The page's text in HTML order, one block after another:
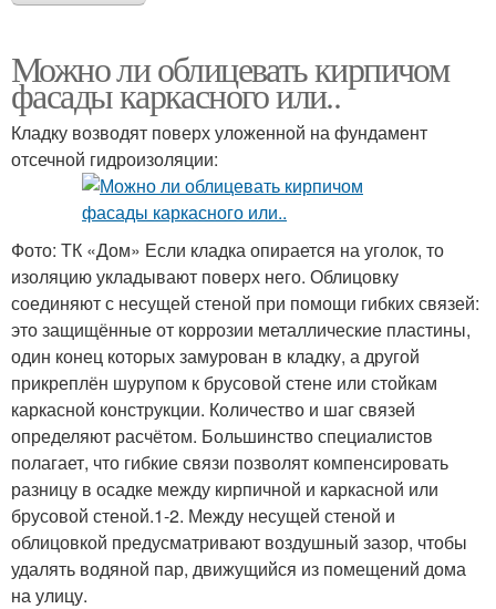
Можно ли облицевать кирпичом
фасады каркасного или..
Кладку возводят поверх уложенной на фундамент
отсечной гидроизоляции:
Фото: ТК «Дом» Если кладка опирается на уголок, то
изоляцию укладывают поверх него. Облицовку
соединяют с несущей стеной при помощи гибких связей:
это защищённые от коррозии металлические пластины,
один конец которых замурован в кладку, а другой
прикреплён шурупом к брусовой стене или стойкам
каркасной конструкции. Количество и шаг связей
определяют расчётом. Большинство специалистов
полагает, что гибкие связи позволят компенсировать
разницу в осадке между кирпичной и каркасной или
брусовой стеной.1-2. Между несущей стеной и
облицовкой предусматривают воздушный зазор, чтобы
удалять водяной пар, движущийся из помещений дома
на улицу.